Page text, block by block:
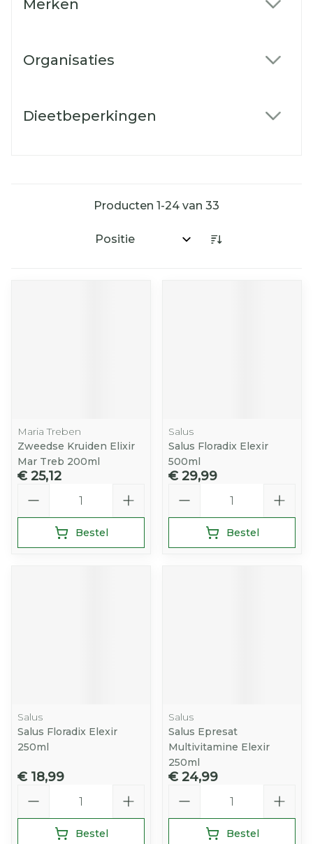
Merken
Organisaties
Dieetbeperkingen
Producten 1-24 van 33
Sorteer op:
Maria Treben
Zweedse Kruiden Elixir
Mar Treb 200ml
€ 25,12
Bestel
Salus
Salus Floradix Elexir
500ml
€ 29,99
Bestel
Salus
Salus Floradix Elexir
250ml
€ 18,99
Bestel
Salus
Salus Epresat
Multivitamine Elexir
250ml
€ 24,99
Bestel